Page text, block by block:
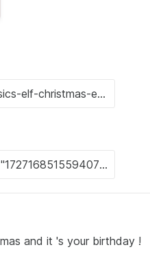
and it 's your birthday !